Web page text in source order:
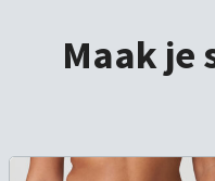
Maak je